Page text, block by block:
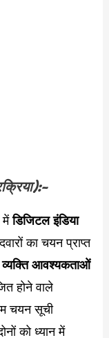
मेंडिजिटल इंडिया
का चयन प्राप्त
व्यक्ति आवश्यकताओं
होने वाले
चयन सूची
को ध्यान में